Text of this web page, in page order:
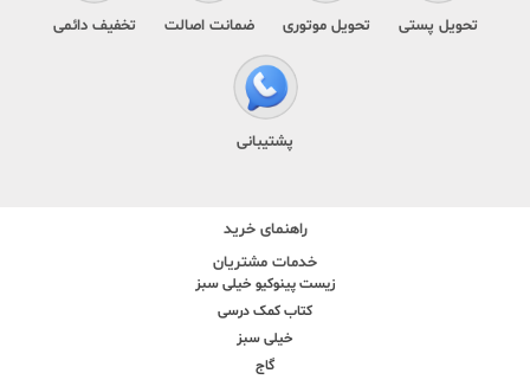
تحویل پستی تحویل موتوری ضمانت اصالت تخفیف دائمی
پشتیبانی
راهنمای خرید
خدمات مشتریان
زیست پینوکیو خیلی سبز
کتاب کمک درسی
خیلی سبز
گاج